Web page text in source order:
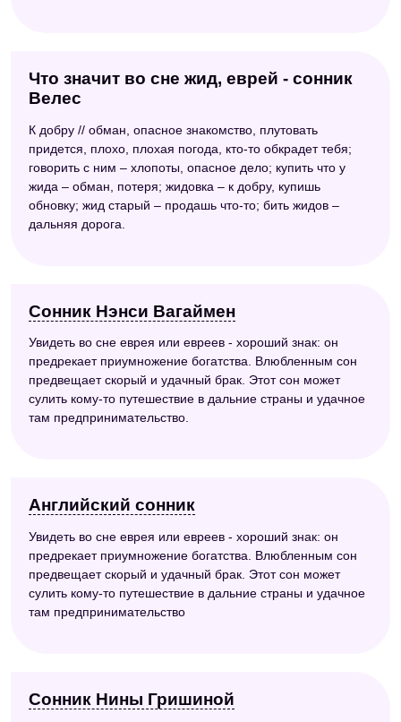
Что значит во сне жид, еврей - сонник
Велес
К добру // обман, опасное знакомство, плутовать
придется, плохо, плохая погода, кто-то обкрадет тебя;
говорить с ним – хлопоты, опасное дело; купить что у
жида – обман, потеря; жидовка – к добру, купишь
обновку; жид старый – продашь что-то; бить жидов –
дальняя дорога.
Сонник Нэнси Вагаймен
Увидеть во сне еврея или евреев - хороший знак: он
предрекает приумножение богатства. Влюбленным сон
предвещает скорый и удачный брак. Этот сон может
сулить кому-то путешествие в дальние страны и удачное
там предпринимательство.
Английский сонник
Увидеть во сне еврея или евреев - хороший знак: он
предрекает приумножение богатства. Влюбленным сон
предвещает скорый и удачный брак. Этот сон может
сулить кому-то путешествие в дальние страны и удачное
там предпринимательство
Сонник Нины Гришиной